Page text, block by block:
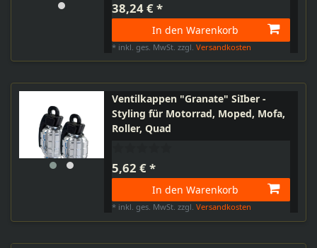
38,24 € *
In den Warenkorb
* inkl. ges. MwSt. zzgl.Versandkosten
Ventilkappen "Granate" SiIber -
Styling für Motorrad, Moped, Mofa,
Roller, Quad
5,62 € *
In den Warenkorb
* inkl. ges. MwSt. zzgl.Versandkosten